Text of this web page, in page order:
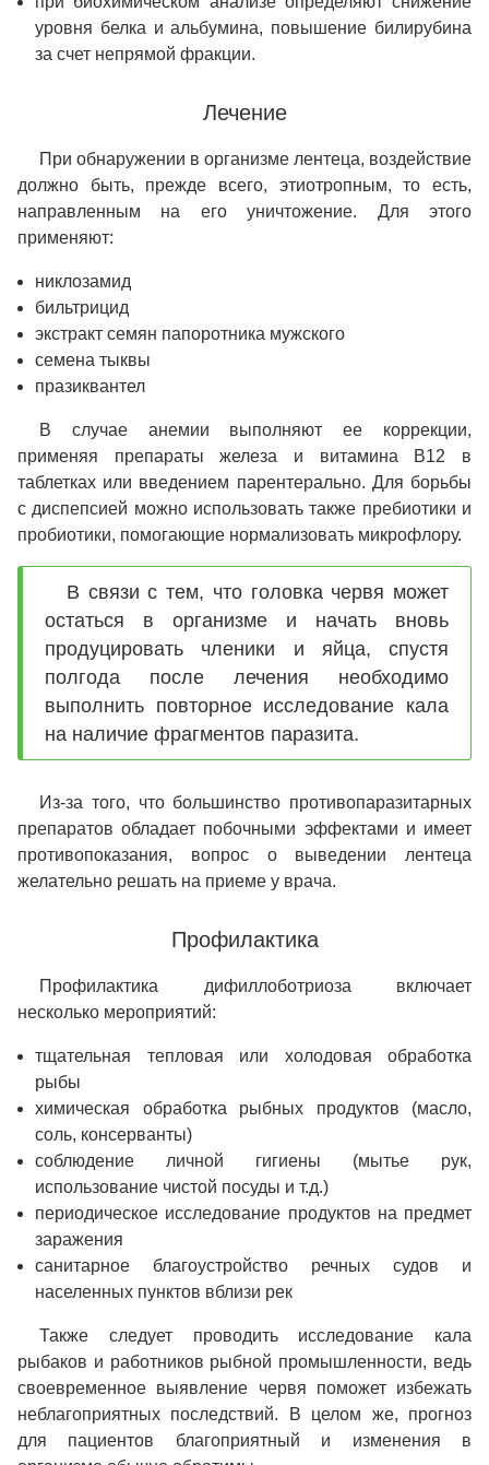
уровня белка и альбумина, повышение билирубина
за счет непрямой фракции.
Лечение
При обнаружении в организме лентеца, воздействие
должно быть, прежде всего, этиотропным, то есть,
направленным на его уничтожение. Для этого
применяют:
никлозамид
бильтрицид
экстракт семян папоротника мужского
семена тыквы
празиквантел
В случае анемии выполняют ее коррекции,
применяя препараты железа и витамина В12 в
таблетках или введением парентерально. Для борьбы
с диспепсией можно использовать также пребиотики и
пробиотики, помогающие нормализовать микрофлору.
В связи с тем, что головка червя может
остаться в организме и начать вновь
продуцировать членики и яйца, спустя
полгода после лечения необходимо
выполнить повторное исследование кала
на наличие фрагментов паразита.
Из-за того, что большинство противопаразитарных
препаратов обладает побочными эффектами и имеет
противопоказания, вопрос о выведении лентеца
желательно решать на приеме у врача.
Профилактика
Профилактика дифиллоботриоза включает
несколько мероприятий:
тщательная тепловая или холодовая обработка
рыбы
химическая обработка рыбных продуктов (масло,
соль, консерванты)
соблюдение личной гигиены (мытье рук,
использование чистой посуды и т.д.)
периодическое исследование продуктов на предмет
заражения
санитарное благоустройство речных судов и
населенных пунктов вблизи рек
Также следует проводить исследование кала
рыбаков и работников рыбной промышленности, ведь
своевременное выявление червя поможет избежать
неблагоприятных последствий. В целом же, прогноз
для пациентов благоприятный и изменения в